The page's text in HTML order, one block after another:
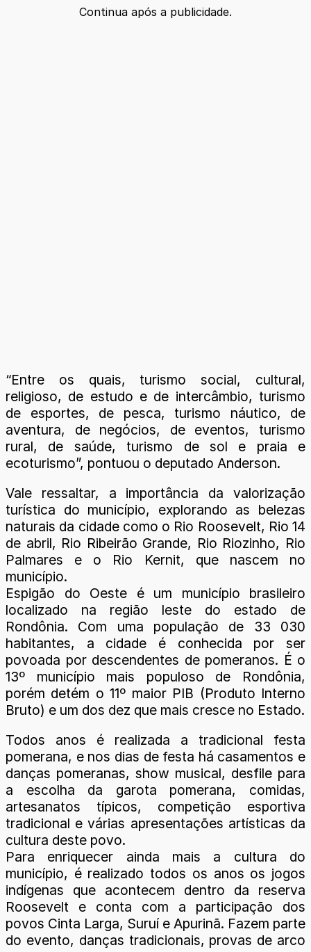
Continua após a publicidade.
“Entre os quais, turismo social, cultural,
religioso, de estudo e de intercâmbio, turismo
de esportes, de pesca, turismo náutico, de
aventura, de negócios, de eventos, turismo
rural, de saúde, turismo de sol e praia e
ecoturismo”, pontuou o deputado Anderson.
Vale ressaltar, a importância da valorização
turística do município, explorando as belezas
naturais da cidade como o Rio Roosevelt, Rio 14
de abril, Rio Ribeirão Grande, Rio Riozinho, Rio
Palmares e o Rio Kernit, que nascem no
município.
Espigão do Oeste é um município brasileiro
localizado na região leste do estado de
Rondônia. Com uma população de 33 030
habitantes, a cidade é conhecida por ser
povoada por descendentes de pomeranos. É o
13º município mais populoso de Rondônia,
porém detém o 11º maior PIB (Produto Interno
Bruto) e um dos dez que mais cresce no Estado.
Todos anos é realizada a tradicional festa
pomerana, e nos dias de festa há casamentos e
danças pomeranas, show musical, desfile para
a escolha da garota pomerana, comidas,
artesanatos típicos, competição esportiva
tradicional e várias apresentações artísticas da
cultura deste povo.
Para enriquecer ainda mais a cultura do
município, é realizado todos os anos os jogos
indígenas que acontecem dentro da reserva
Roosevelt e conta com a participação dos
povos Cinta Larga, Suruí e Apurinã. Fazem parte
do evento, danças tradicionais, provas de arco